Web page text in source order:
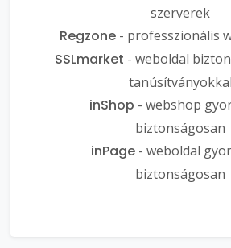
szerverek
Regzone - professzionális
SSLmarket - weboldal
tanúsítványokkal
inShop - webshop
biztonságosan
inPage- weboldal
biztonságosan